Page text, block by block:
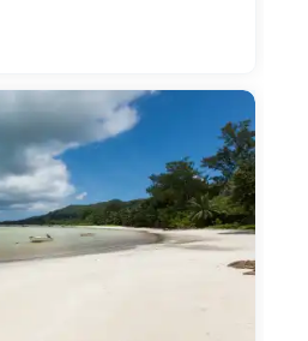
paisible que certains